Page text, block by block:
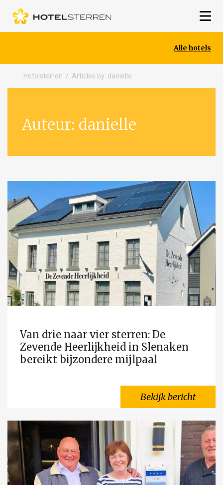
Alle hotels
Hotelsterren / Articles by: danielle
Auteur: danielle
Van drie naar vier sterren: De
Zevende Heerlijkheid in Slenaken
bereikt bijzondere mijlpaal
Bekijk bericht